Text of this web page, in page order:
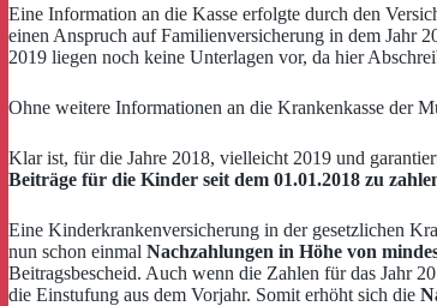
Eine Information an die Kasse erfolgte durch den
einen Anspruch auf Familienversicherung in dem Jahr
2019 liegen noch keine Unterlagen vor, da hier
Ohne weitere Informationen an die Krankenkasse der
Klar ist, für die Jahre 2018, vielleicht 2019 und
Beiträge für die Kinder seit dem 01.01.2018 zu
Eine Kinderkrankenversicherung in der gesetzlichen
nun schon einmal Nachzahlungen in Höhe von
Beitragsbescheid. Auch wenn die Zahlen für das Jahr
die Einstufung aus dem Vorjahr. Somit erhöht sich die